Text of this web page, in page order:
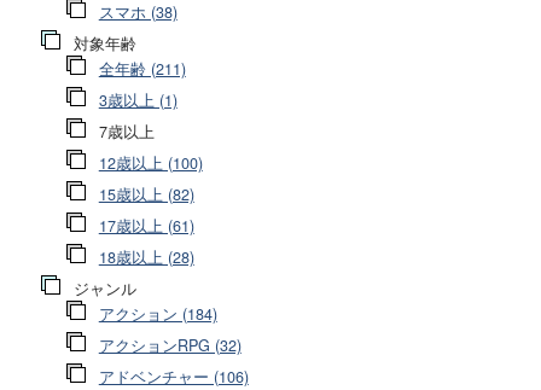
スマホ (38)
対象年齢
全年齢 (211)
3歳以上 (1)
7歳以上
12歳以上 (100)
15歳以上 (82)
17歳以上 (61)
18歳以上 (28)
ジャンル
アクション (184)
アクションRPG (32)
アドベンチャー (106)